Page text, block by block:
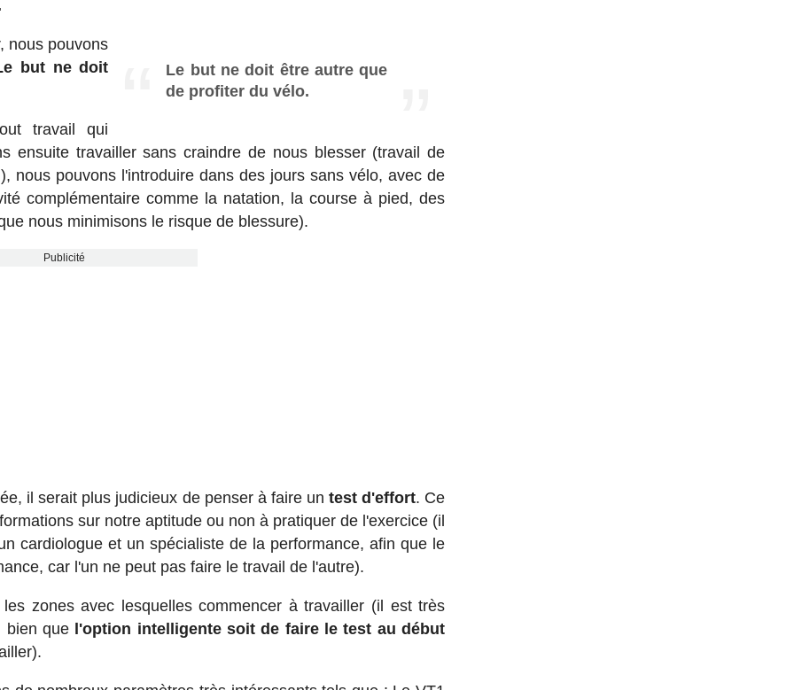
Le but ne doit être autre que
de profiter du vélo.
nous pouvons
but ne doit
travail qui
ensuite travailler sans craindre de nous blesser (travail de
nous pouvons l'introduire dans des jours sans vélo, avec de
complémentaire comme la natation, la course à pied, des
nous minimisons le risque de blessure).
Publicité
il serait plus judicieux de penser à faire un test d'effort. Ce
sur notre aptitude ou non à pratiquer de l'exercice (il
cardiologue et un spécialiste de la performance, afin que le
car l'un ne peut pas faire le travail de l'autre).
zones avec lesquelles commencer à travailler (il est très
bien que
l'option intelligente soit de faire le test au début